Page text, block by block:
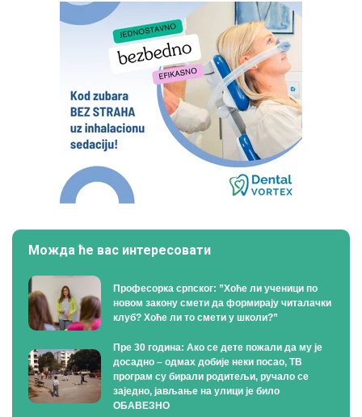
Можда ће вас интересовати
Професорка српског: ”Хоће ли ученици по
новом закону смети да формирају читалачки
клуб? Хоће ли то смети у школи?”
Пре 30 година: Ако се дете пожали да му је
досадно – одмах добије неки посао, ТВ
програм су бирали родитељи, ручало се
заједно, јављање на улици је било
ОБАВЕЗНО